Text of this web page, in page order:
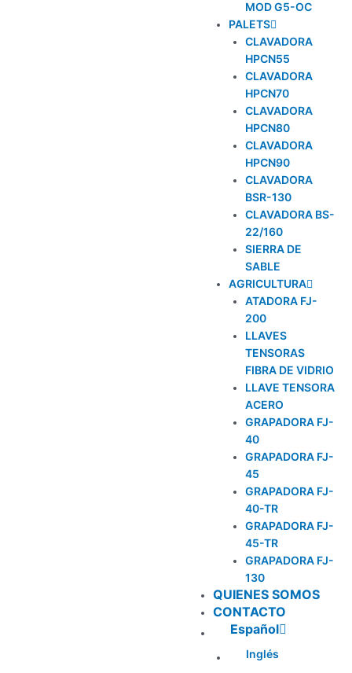
MOD G5-OC
PALETS
CLAVADORA
HPCN55
CLAVADORA
HPCN70
CLAVADORA
HPCN80
CLAVADORA
HPCN90
CLAVADORA
BSR-130
CLAVADORA BS-
22/160
SIERRA DE
SABLE
AGRICULTURA
ATADORA FJ-
200
LLAVES
TENSORAS
FIBRA DE VIDRIO
LLAVE TENSORA
ACERO
GRAPADORA FJ-
40
GRAPADORA FJ-
45
GRAPADORA FJ-
40-TR
GRAPADORA FJ-
45-TR
GRAPADORA FJ-
130
QUIENES SOMOS
CONTACTO
Español
Inglés